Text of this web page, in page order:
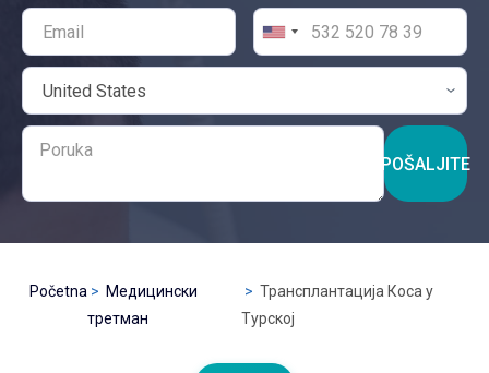
POŠALJITE
Početna
Медицински
третман
Трансплантација Коса у
Турској